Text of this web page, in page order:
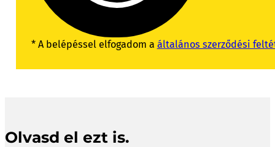
* A belépéssel elfogadom a általános szerződési
Olvasd el ezt is.